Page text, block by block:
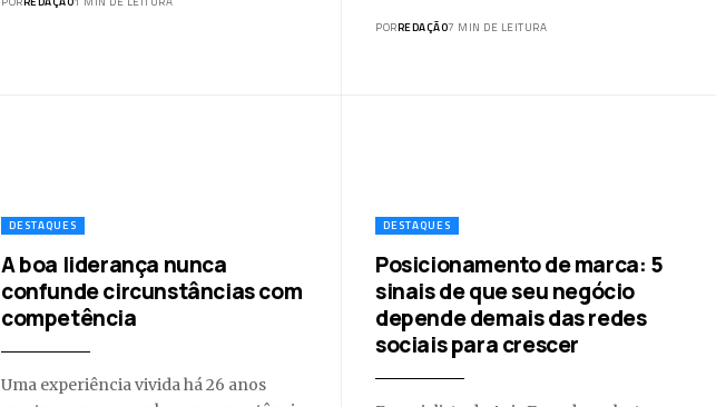
PORREDAÇÃO7 MIN DE LEITURA
DESTAQUES
A boa liderança nunca
confunde circunstâncias com
competência
Uma experiência vivida há 26 anos
DESTAQUES
Posicionamento de marca: 5
sinais de que seu negócio
depende demais das redes
sociais para crescer